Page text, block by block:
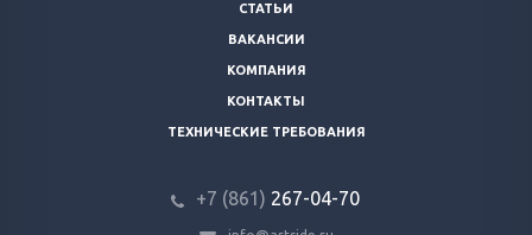
СТАТЬИ
ВАКАНСИИ
КОМПАНИЯ
КОНТАКТЫ
ТЕХНИЧЕСКИЕ ТРЕБОВАНИЯ
+7 (861) 267-04-70